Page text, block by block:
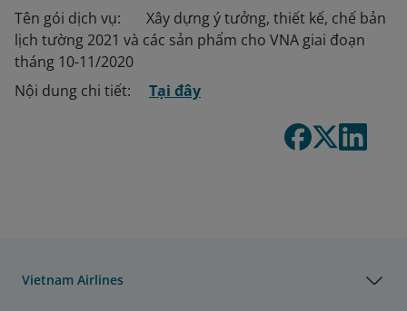
Tên gói dịch vụ: Xây dựng ý tưởng, thiết kế, chế bản
lịch tường 2021 và các sản phẩm cho VNA giai đoạn
tháng 10-11/2020
Nội dung chi tiết: Tại đây
Vietnam Airlines